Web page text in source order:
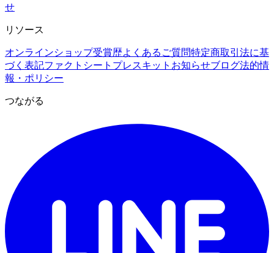
せ
リソース
オンラインショップ受賞歴よくあるご質問特定商取引法に基
づく表記ファクトシート プレスキット お知らせブログ法的情
報・ポリシー
つながる